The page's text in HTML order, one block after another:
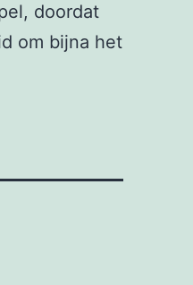
doordat
om bijna het